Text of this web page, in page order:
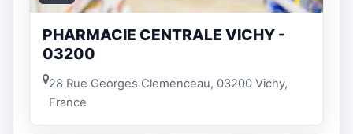
PHARMACIE CENTRALE VICHY -
03200
28 Rue Georges Clemenceau, 03200 Vichy,
France